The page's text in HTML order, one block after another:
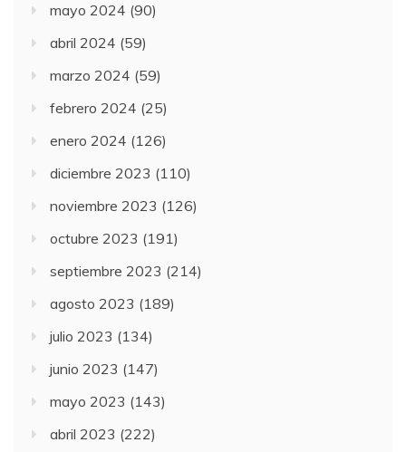
mayo 2024 (90)
abril 2024 (59)
marzo 2024 (59)
febrero 2024 (25)
enero 2024 (126)
diciembre 2023 (110)
noviembre 2023 (126)
octubre 2023 (191)
septiembre 2023 (214)
agosto 2023 (189)
julio 2023 (134)
junio 2023 (147)
mayo 2023 (143)
abril 2023 (222)